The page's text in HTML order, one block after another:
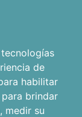
de
habilitar
para brindar
, medir su